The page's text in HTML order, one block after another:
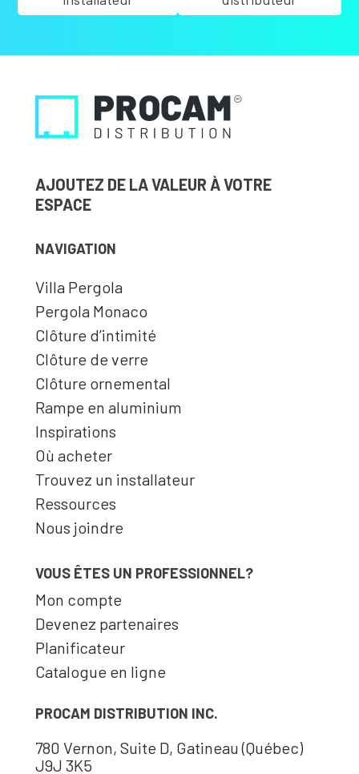
AJOUTEZ DE LA VALEUR À VOTRE
ESPACE
NAVIGATION
Villa Pergola
Pergola Monaco
Clôture d’intimité
Clôture de verre
Clôture ornemental
Rampe en aluminium
Inspirations
Où acheter
Trouvez un installateur
Ressources
Nous joindre
VOUS ÊTES UN PROFESSIONNEL?
Mon compte
Devenez partenaires
Planificateur
Catalogue en ligne
PROCAM DISTRIBUTION INC.
780 Vernon, Suite D, Gatineau (Québec)
J9J 3K5